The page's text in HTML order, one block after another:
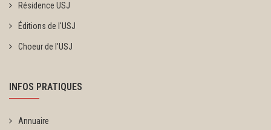
Résidence USJ
Éditions de l'USJ
Choeur de l'USJ
INFOS PRATIQUES
Annuaire